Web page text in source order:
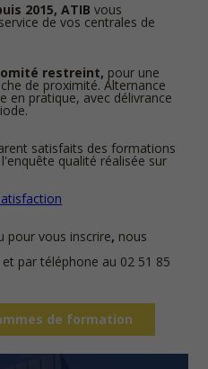
2015, ATIB vous
de vos centrales de
restreint, pour une
de proximité. Alternance
en pratique, avec délivrance
satisfaits des formations
qualité réalisée sur
pour vous inscrire, nous
et par téléphone au 02 51 85
de formation